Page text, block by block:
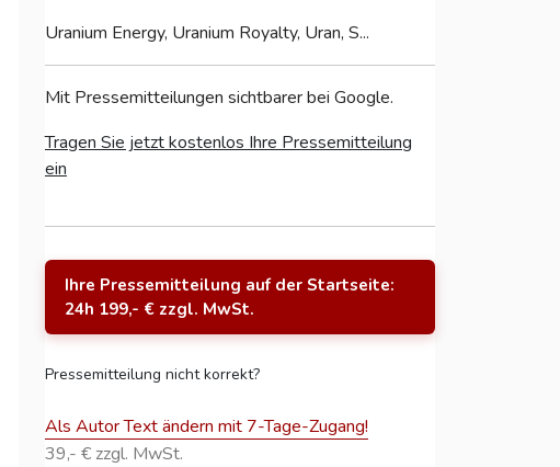
Uranium Energy, Uranium Royalty, Uran, S...
Mit Pressemitteilungen sichtbarer bei Google.
Tragen Sie jetzt kostenlos Ihre Pressemitteilung
ein
Ihre Pressemitteilung auf der Startseite:
24h 199,- € zzgl. MwSt.
Pressemitteilung nicht korrekt?
Als Autor Text ändern mit 7-Tage-Zugang!
39,- € zzgl. MwSt.